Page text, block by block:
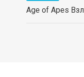
Age of Apes